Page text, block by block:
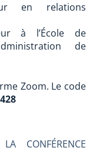
en relations
à l’École de
de
Zoom. Le code
CONFÉRENCE